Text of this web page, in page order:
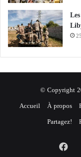
© Copyright
Accueil À propos
Partagez!